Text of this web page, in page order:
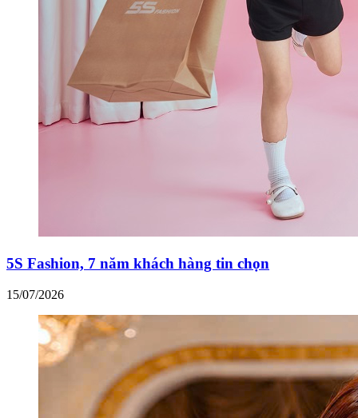
5S Fashion, 7 năm khách hàng tin chọn
15/07/2026